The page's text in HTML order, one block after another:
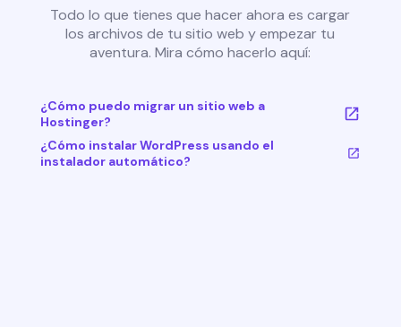
Todo lo que tienes que hacer ahora es cargar
los archivos de tu sitio web y empezar tu
aventura. Mira cómo hacerlo aquí:
¿Cómo puedo migrar un sitio web a
Hostinger?
¿Cómo instalar WordPress usando el
instalador automático?